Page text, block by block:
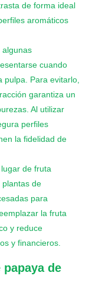
de forma ideal
aromáticos
algunas
cuando
pulpa. Para evitarlo,
garantiza un
Al utilizar
perfiles
la fidelidad de
de fruta
plantas de
para
la fruta
y reduce
y financieros.
de